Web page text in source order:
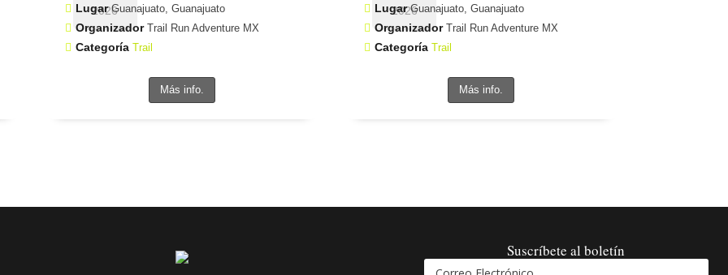
2026
LugarGuanajuato, Guanajuato
Organizador Trail Run Adventure MX
Categoría Trail
Más info.
2026
LugarGuanajuato, Guanajuato
OrganizadorTrail Run Adventure MX
CategoríaTrail
Más info.
Suscríbete al boletín